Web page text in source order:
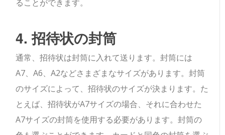
ることができます。
4. 招待状の封筒
通常、招待状は封筒に入れて送ります。封筒には
A7、A6、A2などさまざまなサイズがあります。封筒
のサイズによって、招待状のサイズが決まります。た
とえば、招待状がA7サイズの場合、それに合わせた
A7サイズの封筒を使用する必要があります。封筒の